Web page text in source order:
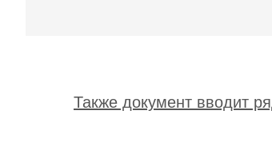
Также документ вводит